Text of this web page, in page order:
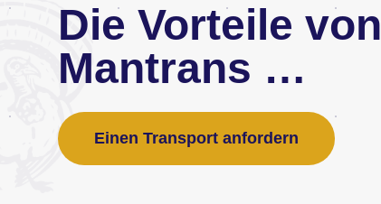
Die Vorteile von
Mantrans …
Einen Transport anfordern